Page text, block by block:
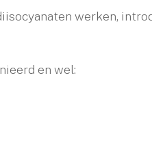
werken,
en wel: